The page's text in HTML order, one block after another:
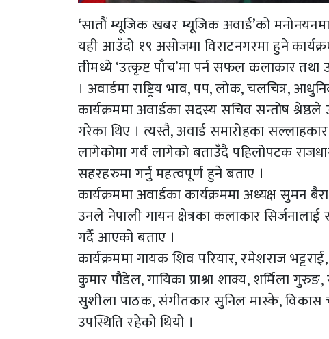
‘सातौं म्यूजिक खबर म्यूजिक अवार्ड’को
यही आउँदो १९ असोजमा विराटनगरमा हुने
तीमध्ये ‘उत्कृष्ट पाँच’मा पर्न सफल कलाकार तथा
। अवार्डमा राष्ट्रिय भाव, पप, लोक, चलचित्र,
कार्यक्रममा अवार्डका सदस्य सचिव सन्तोष
गरेका थिए । त्यस्तै, अवार्ड समारोहका
लागेकोमा गर्व लागेको बताउँदै पहिलोपटक
सहरहरुमा गर्नु महत्वपूर्ण हुने बताए ।
कार्यक्रममा अवार्डका कार्यक्रममा अध्यक्ष सुमन
उनले नेपाली गायन क्षेत्रका कलाकार सिर्जनालाई
गर्दै आएको बताए ।
कार्यक्रममा गायक शिव परियार, रमेशराज
कुमार पौडेल, गायिका प्राश्ना शाक्य, शर्मिला
सुशीला पाठक, संगीतकार सुनिल मास्के, विकास
उपस्थिति रहेको थियो ।